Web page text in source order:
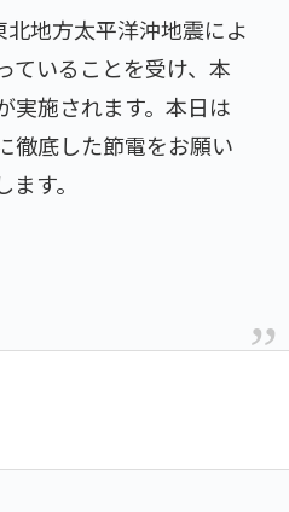
地方太平洋沖地震によ
ていることを受け、本
実施されます。本日は
徹底した節電をお願い
す。